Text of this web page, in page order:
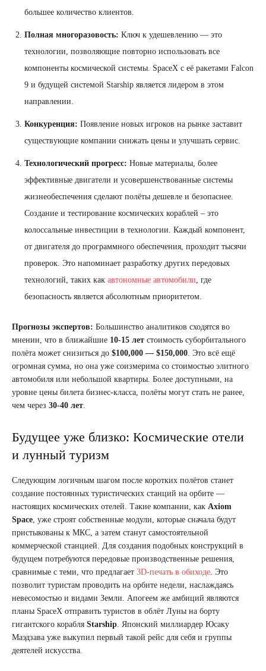
большее количество клиентов.
Полная многоразовость: Ключ к удешевлению — это
технологии, позволяющие повторно использовать все
компоненты космической системы. SpaceX с её ракетами Falcon
9 и будущей системой Starship является лидером в этом
направлении.
Конкуренция: Появление новых игроков на рынке заставит
существующие компании снижать цены и улучшать сервис.
Технологический прогресс: Новые материалы, более
эффективные двигатели и усовершенствованные системы
жизнеобеспечения сделают полёты дешевле и безопаснее.
Создание и тестирование космических кораблей – это
колоссальные инвестиции в технологии. Каждый компонент,
от двигателя до программного обеспечения, проходит тысячи
проверок. Это напоминает разработку других передовых
технологий, таких как автономные автомобили, где
безопасность является абсолютным приоритетом.
Прогнозы экспертов: Большинство аналитиков сходятся во
мнении, что в ближайшие 10-15 лет стоимость суборбитального
полёта может снизиться до $100,000 — $150,000. Это всё ещё
огромная сумма, но она уже соизмерима со стоимостью элитного
автомобиля или небольшой квартиры. Более доступными, на
уровне цены билета бизнес-класса, полёты могут стать не ранее,
чем через 30-40 лет.
Будущее уже близко: Космические отели
и лунный туризм
Следующим логичным шагом после коротких полётов станет
создание постоянных туристических станций на орбите —
настоящих космических отелей. Такие компании, как Axiom
Space, уже строят собственные модули, которые сначала будут
пристыкованы к МКС, а затем станут самостоятельной
коммерческой станцией. Для создания подобных конструкций в
будущем потребуются передовые производственные решения,
сравнимые с теми, что предлагает 3D-печать в обиходе. Это
позволит туристам проводить на орбите недели, наслаждаясь
невесомостью и видами Земли. Апогеем же амбиций являются
планы SpaceX отправить туристов в облёт Луны на борту
гигантского корабля Starship. Японский миллиардер Юсаку
Маэдзава уже выкупил первый такой рейс для себя и группы
деятелей искусства.